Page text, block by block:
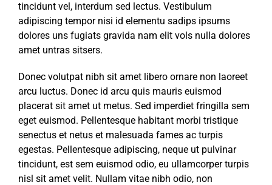
tincidunt vel, interdum sed lectus. Vestibulum
adipiscing tempor nisi id elementu sadips ipsums
dolores uns fugiats gravida nam elit vols nulla dolores
amet untras sitsers.
Donec volutpat nibh sit amet libero ornare non laoreet
arcu luctus. Donec id arcu quis mauris euismod
placerat sit amet ut metus. Sed imperdiet fringilla sem
eget euismod. Pellentesque habitant morbi tristique
senectus et netus et malesuada fames ac turpis
egestas. Pellentesque adipiscing, neque ut pulvinar
tincidunt, est sem euismod odio, eu ullamcorper turpis
nisl sit amet velit. Nullam vitae nibh odio, non